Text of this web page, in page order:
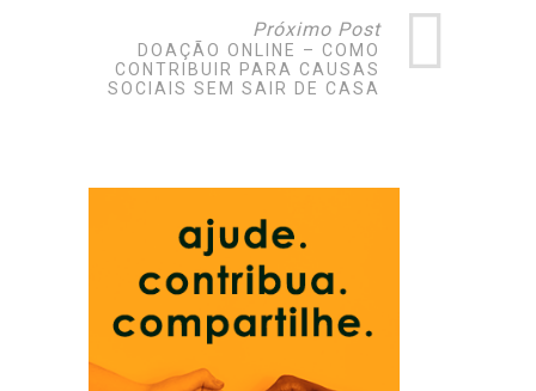
Próximo Post
DOAÇÃO ONLINE – COMO
CONTRIBUIR PARA CAUSAS
SOCIAIS SEM SAIR DE CASA